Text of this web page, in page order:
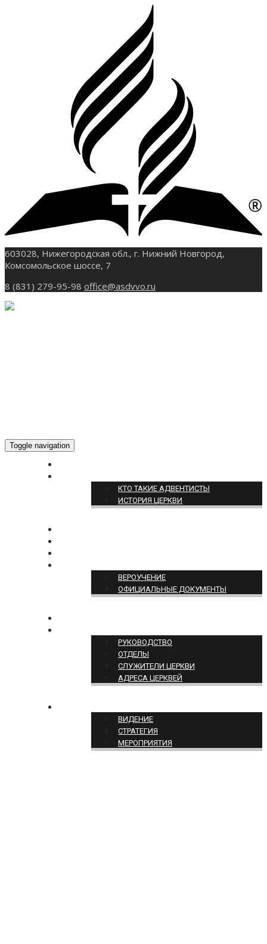
603028, Нижегородская обл., г. Нижний Новгород,
Комсомольское шоссе, 7
8 (831) 279-95-98 office@asdvvo.ru
Toggle navigation
КТО ТАКИЕ АДВЕНТИСТЫ
ИСТОРИЯ ЦЕРКВИ
ВЕРОУЧЕНИЕ
ОФИЦИАЛЬНЫЕ ДОКУМЕНТЫ
РУКОВОДСТВО
ОТДЕЛЫ
СЛУЖИТЕЛИ ЦЕРКВИ
АДРЕСА ЦЕРКВЕЙ
ВИДЕНИЕ
СТРАТЕГИЯ
МЕРОПРИЯТИЯ